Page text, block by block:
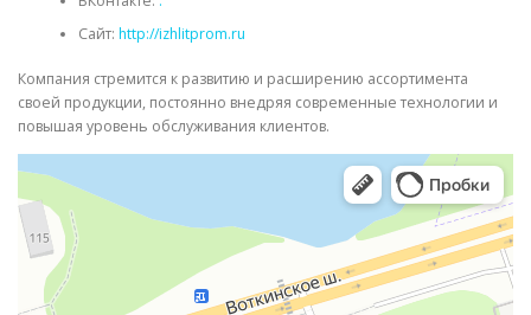
Сайт: http://izhlitprom.ru
Компания стремится к развитию и расширению ассортимента
своей продукции, постоянно внедряя современные технологии и
повышая уровень обслуживания клиентов.